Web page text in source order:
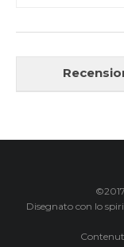
Disegnato con lo